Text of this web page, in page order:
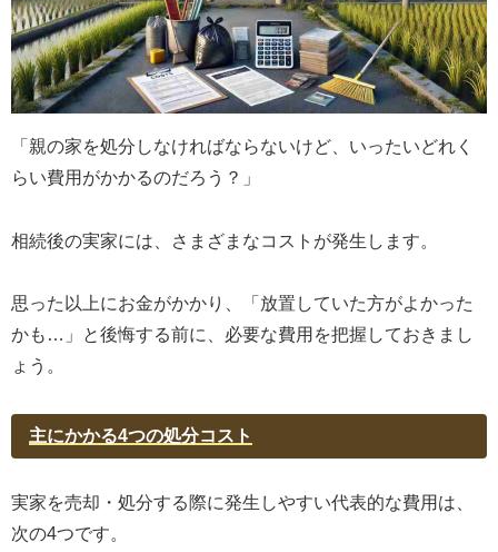
「親の家を処分しなければならないけど、いったいどれく
らい費用がかかるのだろう？」
相続後の実家には、さまざまなコストが発生します。
思った以上にお金がかかり、「放置していた方がよかった
かも…」と後悔する前に、必要な費用を把握しておきまし
ょう。
主にかかる4つの処分コスト
実家を売却・処分する際に発生しやすい代表的な費用は、
次の4つです。